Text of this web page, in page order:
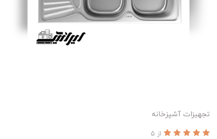
تجهیزات آشپزخانه
از 5